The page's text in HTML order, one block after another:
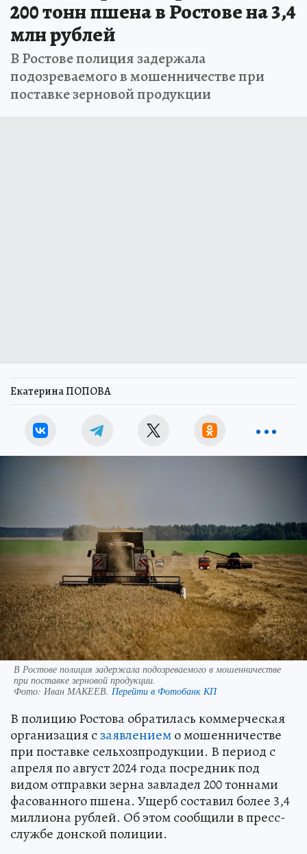
200 тонн пшена в Ростове на 3,4
млн рублей
В Ростове полиция задержала
подозреваемого в мошенничестве при
поставке зерновой продукции
Екатерина ПОПОВА
В Ростове полиция задержала подозреваемого в мошенничестве
при поставке зерновой продукции.
Фото: Иван МАКЕЕВ. Перейти в Фотобанк КП
В полицию Ростова обратилась коммерческая
организация сзаявлениемо мошенничестве
при поставке сельхозпродукции. В период с
апреля по август 2024 года посредник под
видом отправки зерна завладел 200 тоннами
фасованного пшена. Ущерб составил более 3,4
миллиона рублей. Об этом сообщили в пресс-
службе донской полиции.